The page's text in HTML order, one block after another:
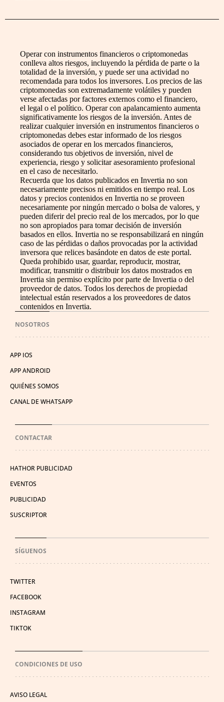
Operar con instrumentos financieros o criptomonedas
conlleva altos riesgos, incluyendo la pérdida de parte o la
totalidad de la inversión, y puede ser una actividad no
recomendada para todos los inversores. Los precios de las
criptomonedas son extremadamente volátiles y pueden
verse afectadas por factores externos como el financiero,
el legal o el político. Operar con apalancamiento aumenta
significativamente los riesgos de la inversión. Antes de
realizar cualquier inversión en instrumentos financieros o
criptomonedas debes estar informado de los riesgos
asociados de operar en los mercados financieros,
considerando tus objetivos de inversión, nivel de
experiencia, riesgo y solicitar asesoramiento profesional
en el caso de necesitarlo.
Recuerda que los datos publicados en Invertia no son
necesariamente precisos ni emitidos en tiempo real. Los
datos y precios contenidos en Invertia no se proveen
necesariamente por ningún mercado o bolsa de valores, y
pueden diferir del precio real de los mercados, por lo que
no son apropiados para tomar decisión de inversión
basados en ellos. Invertia no se responsabilizará en ningún
caso de las pérdidas o daños provocadas por la actividad
inversora que relices basándote en datos de este portal.
Queda prohibido usar, guardar, reproducir, mostrar,
modificar, transmitir o distribuir los datos mostrados en
Invertia sin permiso explícito por parte de Invertia o del
proveedor de datos. Todos los derechos de propiedad
intelectual están reservados a los proveedores de datos
contenidos en Invertia.
NOSOTROS
APP IOS
APP ANDROID
QUIÉNES SOMOS
CANAL DE WHATSAPP
CONTACTAR
HATHOR PUBLICIDAD
EVENTOS
PUBLICIDAD
SUSCRIPTOR
SÍGUENOS
TWITTER
FACEBOOK
INSTAGRAM
TIKTOK
CONDICIONES DE USO
AVISO LEGAL